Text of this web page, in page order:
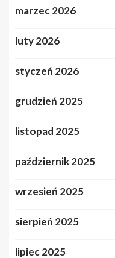
marzec 2026
luty 2026
styczeń 2026
grudzień 2025
listopad 2025
październik 2025
wrzesień 2025
sierpień 2025
lipiec 2025